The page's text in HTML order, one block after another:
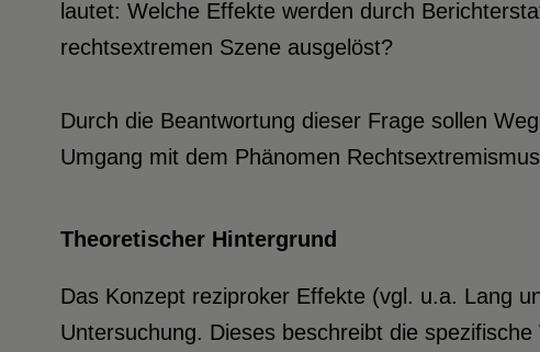
lautet: Welche Effekte werden durch
rechtsextremen Szene ausgelöst?
Durch die Beantwortung dieser Frage sollen
Umgang mit dem Phänomen
Theoretischer Hintergrund
Das Konzept reziproker Effekte (vgl. u.a. Lang
Untersuchung. Dieses beschreibt die